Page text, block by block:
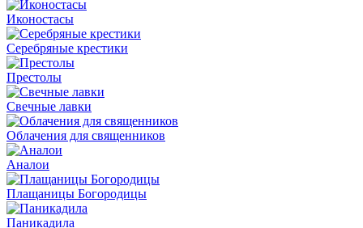
Иконостасы
Серебряные крестики
Престолы
Свечные лавки
Облачения для священников
Аналои
Плащаницы Богородицы
Паникадила